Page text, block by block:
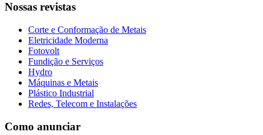
Nossas revistas
Corte e Conformação de Metais
Eletricidade Moderna
Fotovolt
Fundição e Serviços
Hydro
Máquinas e Metais
Plástico Industrial
Redes, Telecom e Instalações
Como anunciar